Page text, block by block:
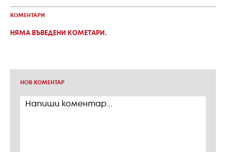
КОМЕНТАРИ
НЯМА ВЪВЕДЕНИ КОМЕТАРИ.
НОВ КОМЕНТАР